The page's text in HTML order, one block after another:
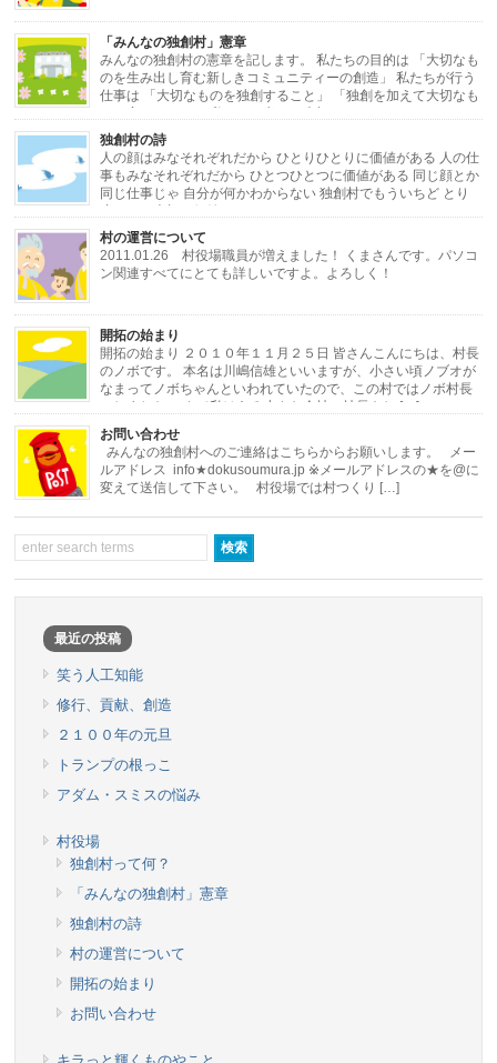
「みんなの独創村」憲章
みんなの独創村の憲章を記します。 私たちの目的は 「大切なも
のを生み出し育む新しきコミュニティーの創造」 私たちが行う
仕事は 「大切なものを独創すること」 「独創を加えて大切なも
のに変えること」 私たちが考える大切なもの […]
独創村の詩
人の顔はみなそれぞれだから ひとりひとりに価値がある 人の仕
事もみなそれぞれだから ひとつひとつに価値がある 同じ顔とか
同じ仕事じゃ 自分が何かわからない 独創村でもういちど とり
村の運営について
2011.01.26 村役場職員が増えました！ くまさんです。パソコ
ン関連すべてにとても詳しいですよ。よろしく！
開拓の始まり
開拓の始まり ２０１０年１１月２５日 皆さんこんにちは、村長
のノボです。 本名は川嶋信雄といいますが、小さい頃ノブオが
なまってノボちゃんといわれていたので、この村ではノボ村長
にしました。 さて私はある小さな会社の社長をし […]
お問い合わせ
みんなの独創村へのご連絡はこちらからお願いします。 メー
ルアドレス info★dokusoumura.jp ※メールアドレスの★を@に
変えて送信して下さい。 村役場では村つくり […]
最近の投稿
笑う人工知能
修行、貢献、創造
２１００年の元旦
トランプの根っこ
アダム・スミスの悩み
村役場
独創村って何？
「みんなの独創村」憲章
独創村の詩
村の運営について
開拓の始まり
お問い合わせ